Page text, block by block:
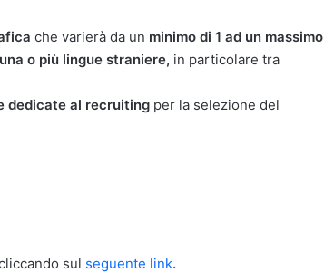
che varierà da un minimo di 1 ad un massimo
o più lingue straniere, in particolare tra
dedicate al recruiting per la selezione del
sul seguente link.